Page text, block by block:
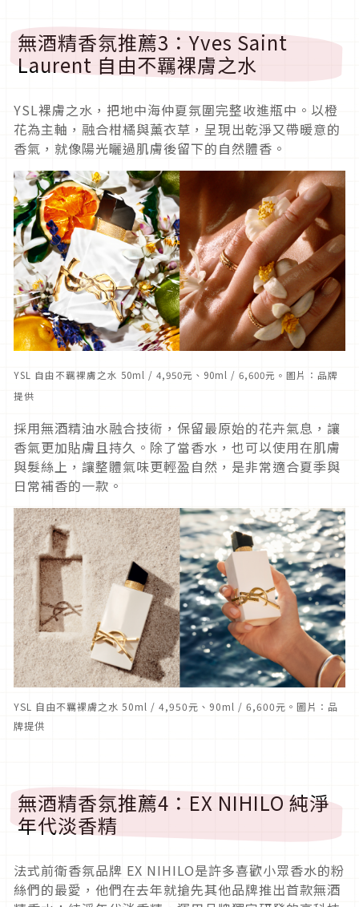
無酒精香氛推薦3：Yves Saint
Laurent 自由不羈裸膚之水
YSL裸膚之水，把地中海仲夏氛圍完整收進瓶中。以橙
花為主軸，融合柑橘與薰衣草，呈現出乾淨又帶暖意的
香氣，就像陽光曬過肌膚後留下的自然體香。
YSL 自由不羈裸膚之水 50ml / 4,950元、90ml / 6,600元。圖片：品牌
提供
採用無酒精油水融合技術，保留最原始的花卉氣息，讓
香氣更加貼膚且持久。除了當香水，也可以使用在肌膚
與髮絲上，讓整體氣味更輕盈自然，是非常適合夏季與
日常補香的一款。
YSL 自由不羈裸膚之水 50ml / 4,950元、90ml / 6,600元。圖片：品
牌提供
無酒精香氛推薦4：EX NIHILO 純淨
年代淡香精
法式前衛香氛品牌 EX NIHILO是許多喜歡小眾香水的粉
絲們的最愛，他們在去年就搶先其他品牌推出首款無酒